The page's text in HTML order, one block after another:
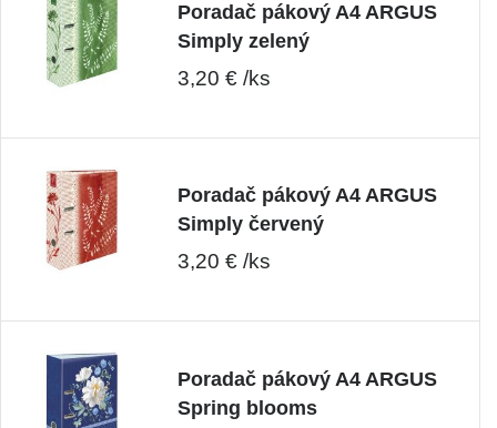
Poradač pákový A4 ARGUS
Simply zelený
3,20 € /ks
Poradač pákový A4 ARGUS
Simply červený
3,20 € /ks
Poradač pákový A4 ARGUS
Spring blooms